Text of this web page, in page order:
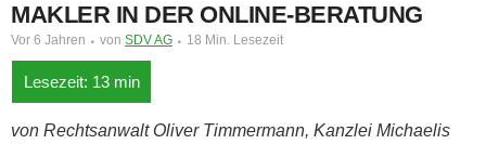
MAKLER IN DER ONLINE-BERATUNG
Vor 6 Jahren von SDV AG 18 Min. Lesezeit
von Rechtsanwalt Oliver Timmermann, Kanzlei Michaelis